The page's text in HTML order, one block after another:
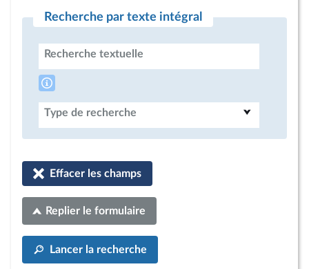
Recherche par texte intégral
Recherche textuelle
Type de recherche
Effacer les champs
Replier le formulaire
Lancer la recherche